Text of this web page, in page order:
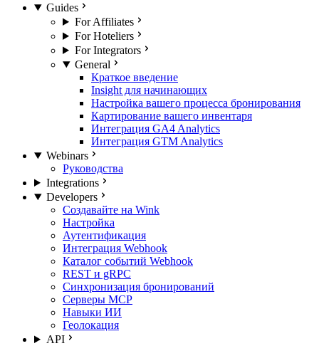
Guides
For Affiliates
For Hoteliers
For Integrators
General
Краткое введение
Insight для начинающих
Настройка вашего процесса бронирования
Картирование вашего инвентаря
Интеграция GA4 Analytics
Интеграция GTM Analytics
Webinars
Руководства
Integrations
Developers
Создавайте на Wink
Настройка
Аутентификация
Интеграция Webhook
Каталог событий Webhook
REST и gRPC
Синхронизация бронирований
Серверы MCP
Навыки ИИ
Геолокация
API